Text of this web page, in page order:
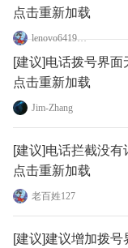
点击重新加载
lenovo64196223
[建议]电话拨号界
点击重新加载
Jim-Zhang
[建议]电话拦截没
点击重新加载
老百姓127
[建议]建议增加拨